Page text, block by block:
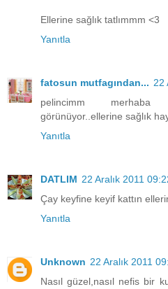
Ellerine sağlık tatlımmm <3
Yanıtla
fatosun mutfagından... 22
pelincimm merhaba
görünüyor..ellerine sağlık
Yanıtla
DATLIM 22 Aralık 2011
Çay keyfine keyif kattın
Yanıtla
Unknown 22 Aralık 2011
Nasıl güzel,nasıl nefis bir